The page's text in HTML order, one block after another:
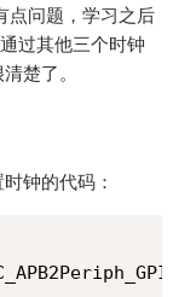
点问题，学习之后
过其他三个时钟
楚了。
钟的代码：